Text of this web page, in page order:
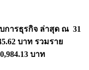
การธุรกิจ ล่าสุด ณ 31
บาท รวมราย
บาท